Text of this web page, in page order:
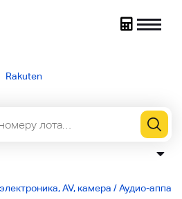
Rakuten
AV, камера /Аудио-